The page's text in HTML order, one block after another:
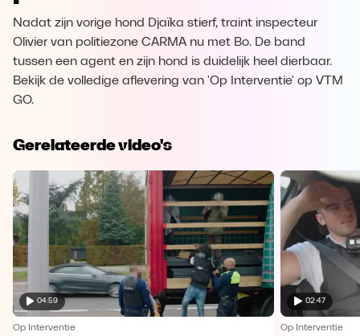
Nadat zijn vorige hond Djaïka stierf, traint inspecteur
Olivier van politiezone CARMA nu met Bo. De band
tussen een agent en zijn hond is duidelijk heel dierbaar.
Bekijk de volledige aflevering van 'Op Interventie' op VTM
GO.
Gerelateerde video's
04:59
Op Interventie
02:47
Op Interventie